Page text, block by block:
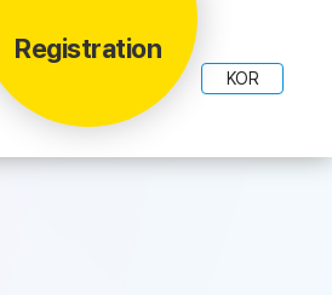
Registration
KOR